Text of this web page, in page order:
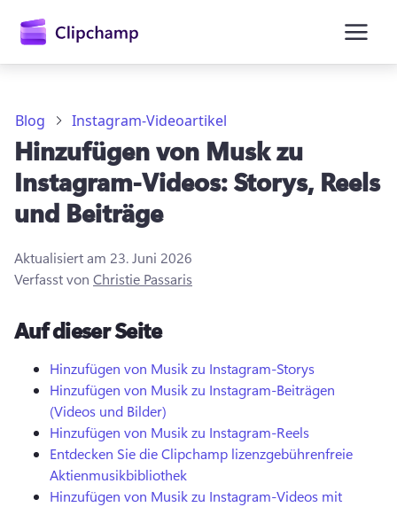
Anmelden
Kostenlos testen
Blog Instagram-Videoartikel
Hinzufügen von Musk zu
Instagram-Videos: Storys, Reels
und Beiträge
Aktualisiert am 23. Juni 2026
Verfasst von Christie Passaris
Auf dieser Seite
Hinzufügen von Musik zu Instagram-Storys
Hinzufügen von Musik zu Instagram-Beiträgen
(Videos und Bilder)
Hinzufügen von Musik zu Instagram-Reels
Entdecken Sie die Clipchamp lizenzgebührenfreie
Aktienmusikbibliothek
Hinzufügen von Musik zu Instagram-Videos mit